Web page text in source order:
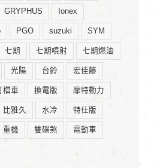
GRYPHUS Ionex
PGO suzuki SYM
七期 七期噴射 七期燃油
光陽 台鈴 宏佳藤
檔車 換電版 摩特動力
比雅久 水冷 特仕版
重機 雙碟煞 電動車